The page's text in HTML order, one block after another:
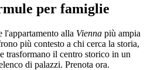
per famiglie
l'appartamento alla Vienna più ampia
più contesto a chi cerca la storia,
trasformano il centro storico in un
di palazzi. Prenota ora.